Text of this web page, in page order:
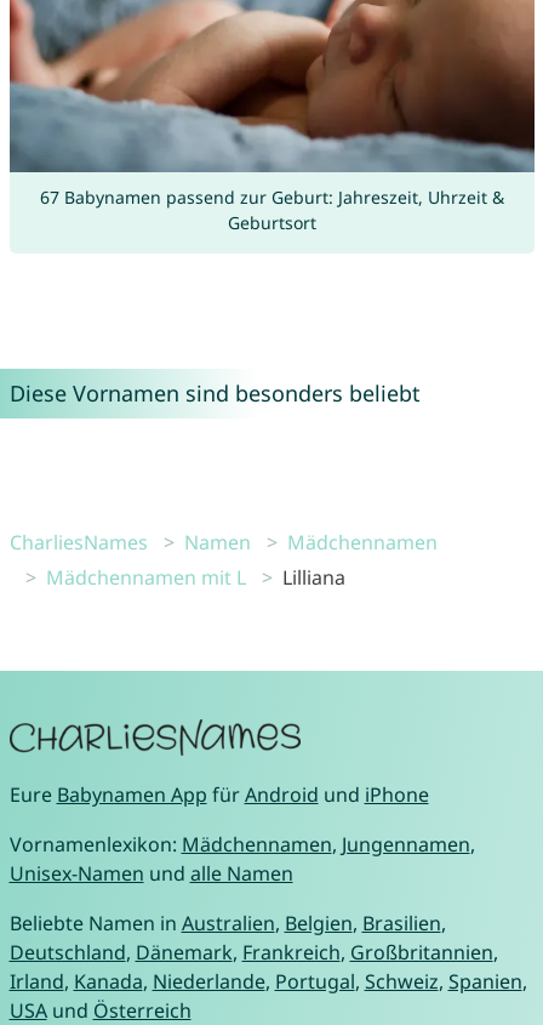
67 Babynamen passend zur Geburt: Jahreszeit, Uhrzeit &
Geburtsort
Diese Vornamen sind besonders beliebt
CharliesNames Namen
Mädchennamen
Mädchennamen mit L
Lilliana
Eure Babynamen App fürAndroid und iPhone
Vornamenlexikon: Mädchennamen, Jungennamen,
Unisex-Namen und alle Namen
Beliebte Namen in Australien, Belgien, Brasilien,
Deutschland, Dänemark, Frankreich, Großbritannien,
Irland, Kanada, Niederlande, Portugal, Schweiz, Spanien,
USAund Österreich